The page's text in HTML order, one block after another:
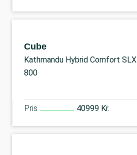
Cube
Kathmandu Hybrid Comfort SLX
800
Pris 40999 Kr.